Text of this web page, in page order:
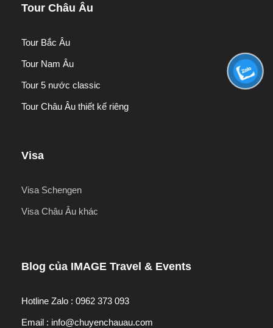
Tour Châu Âu
Tour Bắc Âu
Tour Nam Âu
Tour 5 nước classic
Tour Châu Âu thiết kế riêng
Visa
Visa Schengen
Visa Châu Âu khác
Blog của IMAGE Travel & Events
Hotline Zalo : 0962 373 093
Email : info@chuyenchauau.com